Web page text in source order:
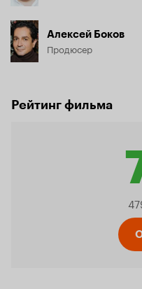
Алексей Боков
Продюсер
Рейтинг фильма